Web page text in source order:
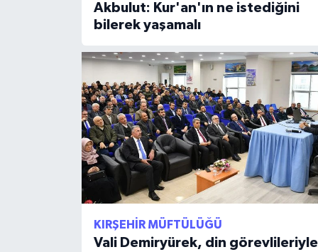
Akbulut: Kur'an'ın ne istediğini
bilerek yaşamalı
KIRŞEHIR MÜFTÜLÜĞÜ
Vali Demiryürek, din görevlileriyle
Kocaeli Müftülüğü
Konya Müftülüğü
Kütahya Müftülüğü
Malatya Müftülüğü
Manisa Müftülüğü
Mardin Müftülüğü
Mersin Müftülüğü